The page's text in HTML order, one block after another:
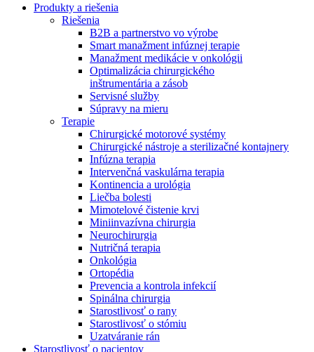
Produktový katalóg​
Objavte naše produkty. ​Navštívte produktový katalóg B.
Braun​ s našim kompletným produktovým portfóliom.​
Nefrologické ambulancie
V nefrologických ambulanciách prevádzkujeme poradenstvo
a prípravu pacientov k jednotlivým metódam náhrady funkcie
obličiek. Zvoľte si mesto, ktoré potrebujete a navštívte nás.
Zostaňte v dialógu s B. Braun. Kontaktujte nás.
Produkty a riešenia
Riešenia
B2B a partnerstvo vo výrobe
Smart manažment infúznej terapie
Manažment medikácie v onkológii
Optimalizácia chirurgického
inštrumentária a zásob
Servisné služby
Súpravy na mieru
Terapie
Chirurgické motorové systémy
Chirurgické nástroje a sterilizačné kontajnery
Infúzna terapia
Intervenčná vaskulárna terapia
Kontinencia a urológia
Liečba bolesti
Mimotelové čistenie krvi
Miniinvazívna chirurgia
Neurochirurgia
Nutričná terapia
Onkológia
Ortopédia
Prevencia a kontrola infekcií
Spinálna chirurgia
Starostlivosť o rany
Starostlivosť o stómiu
Uzatváranie rán
Starostlivosť o pacientov